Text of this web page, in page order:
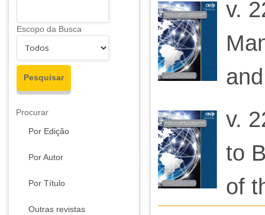
Escopo da Busca
Procurar
Por Edição
Por Autor
Por Título
Outras revistas
v.
v.
to
of